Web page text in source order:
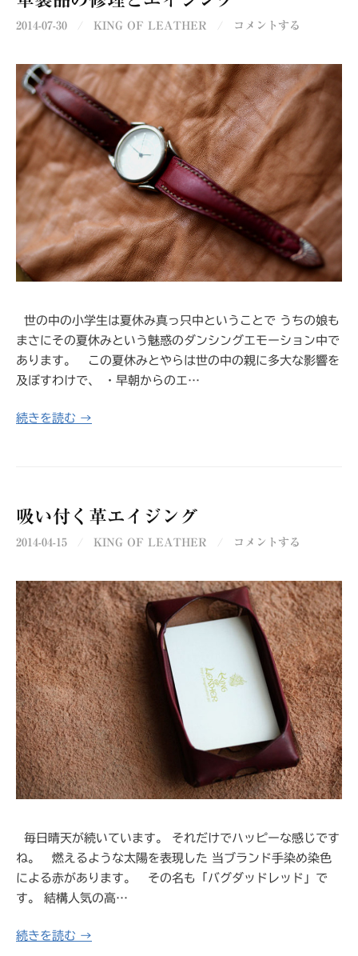
2014-07-30 / KING OF LEATHER / コメントする
世の中の小学生は夏休み真っ只中ということで うちの娘も
まさにその夏休みという魅惑のダンシングエモーション中で
あります。 この夏休みとやらは世の中の親に多大な影響を
及ぼすわけで、 ・早朝からのエ…
続きを読む →
吸い付く革エイジング
2014-04-15 / KING OF LEATHER / コメントする
毎日晴天が続いています。 それだけでハッピーな感じです
ね。 燃えるような太陽を表現した 当ブランド手染め染色
による赤があります。 その名も「バグダッドレッド」で
す。 結構人気の高…
続きを読む →